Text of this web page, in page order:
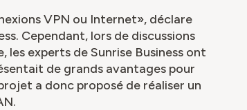
VPN ou Internet», déclare
Cependant, lors de discussions
les experts de Sunrise Business ont
de grands avantages pour
a donc proposé de réaliser un